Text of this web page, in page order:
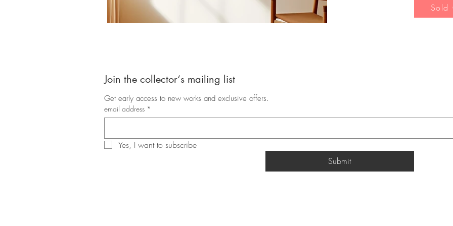
Sold
Join the collector‘s mailing list
Get early access to new works and exclusive offers.
email address *
Yes, I want to subscribe
Submit